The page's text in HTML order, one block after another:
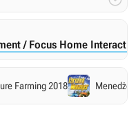
/ Focus Home
Farming 2018 Menedżer